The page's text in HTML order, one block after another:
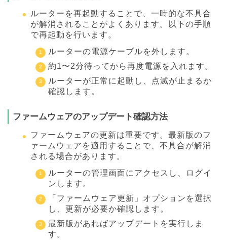
ルーターを再起動することで、一時的な不具合
が解消されることがよくあります。以下の手順
で再起動を行います。
ルーターの電源ケーブルを外します。
約1〜2分待ってから再度電源を入れます。
ルーターが正常に起動し、点滅が止まるか
確認します。
ファームウェアのアップデート確認方法
ファームウェアの更新は重要です。最新版のフ
ァームウェアを適用することで、不具合が解消
される場合があります。
ルーターの管理画面にアクセスし、ログイ
ンします。
「ファームウェア更新」オプションを選択
し、更新が必要か確認します。
最新版があればアップデートを実行しま
す。